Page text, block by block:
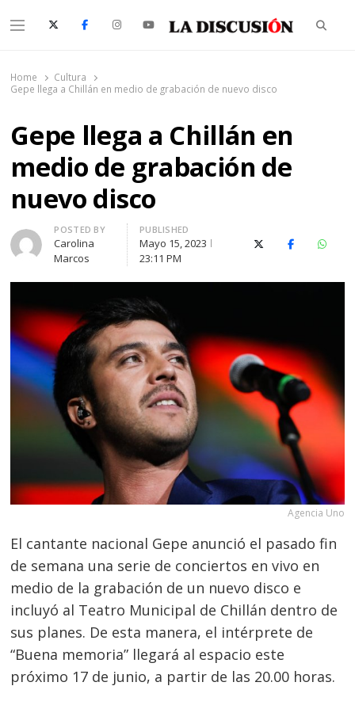
Menu
Home
Cultura
Gepe llega a Chillán en medio de grabación de nuevo disco
Gepe llega a Chillán en
medio de grabación de
nuevo disco
Author
POSTED BY
Carolina
Marcos
PUBLISHED
Mayo 15, 2023
23:11 PM
X (Twitter)Facebook
Agencia Uno
El cantante nacional Gepe anunció el pasado fin
de semana una serie de conciertos en vivo en
medio de la grabación de un nuevo disco e
incluyó al Teatro Municipal de Chillán dentro de
sus planes. De esta manera, el intérprete de
“Buena memoria” llegará al espacio este
próximo 17 de junio, a partir de las 20.00 horas.